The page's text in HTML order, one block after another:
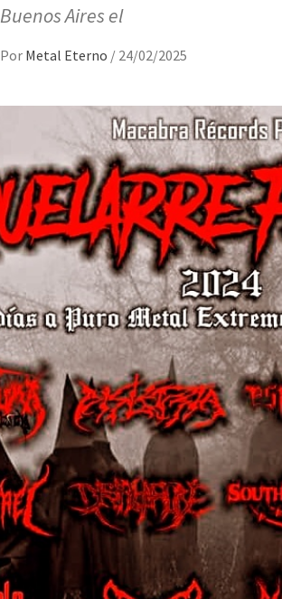
Buenos Aires el
Por Metal Eterno / 24/02/2025